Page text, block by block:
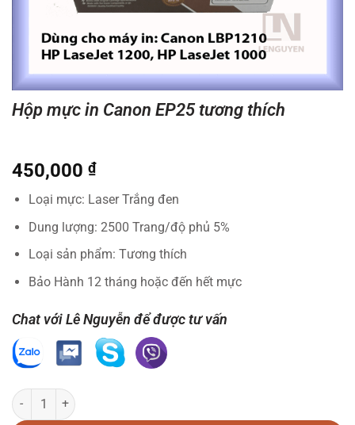
Hộp mực in Canon EP25 tương thích
450,000 ₫
Loại mực: Laser Trắng đen
Dung lượng: 2500 Trang/độ phủ 5%
Loại sản phẩm: Tương thích
Bảo Hành 12 tháng hoặc đến hết mực
Chat với Lê Nguyễn để được tư vấn
Hộp mực in Canon EP25 tương thích số lượng